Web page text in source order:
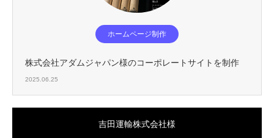
ホームページ制作
株式会社アダムジャパン様のコーポレートサイトを制作
2025.06.25
吉田運輸株式会社様